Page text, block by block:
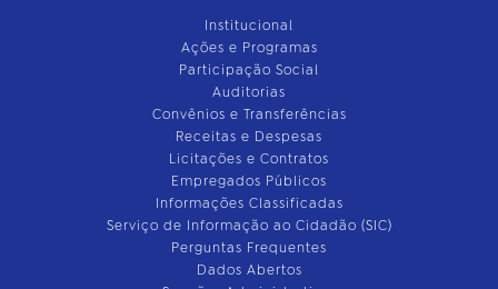
Institucional
Ações e Programas
Participação Social
Auditorias
Convênios e Transferências
Receitas e Despesas
Licitações e Contratos
Empregados Públicos
Informações Classificadas
Serviço de Informação ao Cidadão (SIC)
Perguntas Frequentes
Dados Abertos